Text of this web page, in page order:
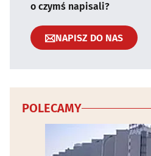
o czymś napisali?
NAPISZ DO NAS
POLECAMY